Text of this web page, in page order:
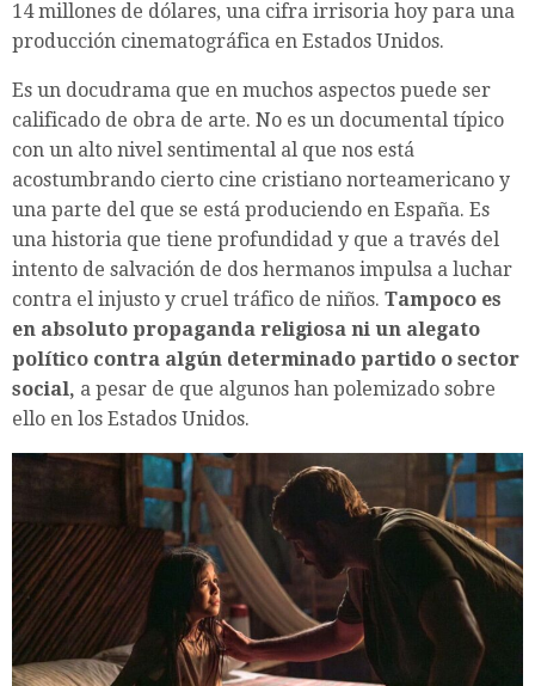
14 millones de dólares, una cifra irrisoria hoy para una
producción cinematográfica en Estados Unidos.
Es un docudrama que en muchos aspectos puede ser
calificado de obra de arte. No es un documental típico
con un alto nivel sentimental al que nos está
acostumbrando cierto cine cristiano norteamericano y
una parte del que se está produciendo en España. Es
una historia que tiene profundidad y que a través del
intento de salvación de dos hermanos impulsa a luchar
contra el injusto y cruel tráfico de niños. Tampoco es
en absoluto propaganda religiosa ni un alegato
político contra algún determinado partido o sector
social, a pesar de que algunos han polemizado sobre
ello en los Estados Unidos.